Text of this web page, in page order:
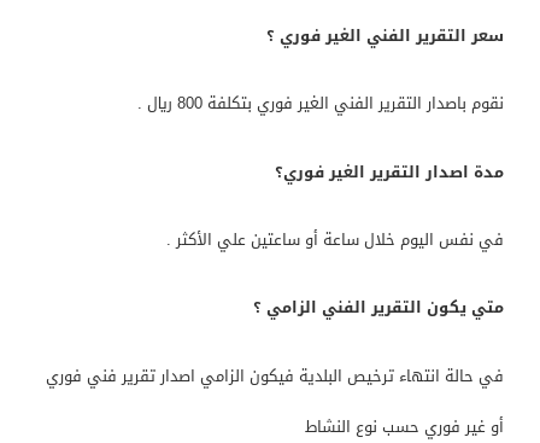
سعر التقرير الفني الغير فوري ؟
نقوم باصدار التقرير الفني الغير فوري بتكلفة 800 ريال .
مدة اصدار التقرير الغير فوري؟
في نفس اليوم خلال ساعة أو ساعتين علي الأكثر .
متي يكون التقرير الفني الزامي ؟
في حالة انتهاء ترخيص البلدية فيكون الزامي اصدار تقرير فني فوري
أو غير فوري حسب نوع النشاط